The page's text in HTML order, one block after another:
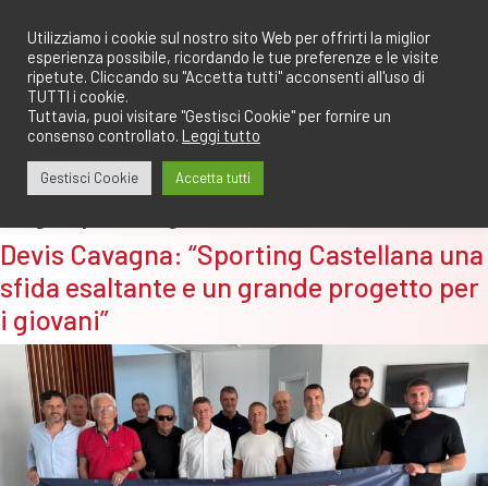
contenuto
Devis Cavagna: “Sporting Castellana una
sfida esaltante e un grande progetto per
i giovani”
Utilizziamo i cookie sul nostro sito Web per offrirti la miglior
esperienza possibile, ricordando le tue preferenze e le visite
ripetute. Cliccando su "Accetta tutti" acconsenti all'uso di
TUTTI i cookie.
Tuttavia, puoi visitare "Gestisci Cookie" per fornire un
consenso controllato. Leggi tutto
Gestisci Cookie Accetta tutti